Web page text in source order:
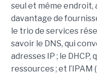
seul et même endroit,
davantage de
le trio de services
savoir le DNS, qui
adresses IP ; le
ressources ; et l’IPAM